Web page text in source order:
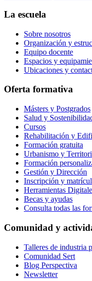
La escuela
Sobre nosotros
Organización y
Equipo docente
Espacios y
Ubicaciones y
Oferta formativa
Másters y Postgrados
Salud y
Cursos
Rehabilitación y
Formación gratuita
Urbanismo y
Formación
Gestión y Dirección
Inscripción y
Herramientas
Becas y ayudas
Consulta todas las
Comunidad y
Talleres de industria
Comunidad Sert
Blog Perspectiva
Newsletter